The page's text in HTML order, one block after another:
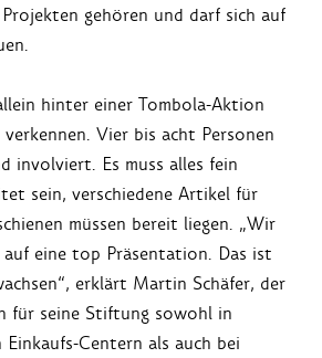
gehören und darf sich auf
hinter einer Tombola-Aktion
Vier bis acht Personen
involviert. Es muss alles fein
sein, verschiedene Artikel für
müssen bereit liegen. „Wir
eine top Präsentation. Das ist
erklärt Martin Schäfer, der
für seine Stiftung sowohl in
Centern als auch bei